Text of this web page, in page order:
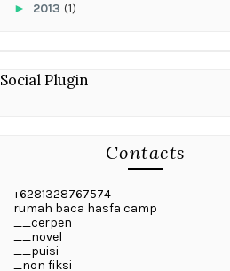
► 2013 (1)
Social Plugin
Contacts
+6281328767574
rumah baca hasfa camp
__cerpen
__novel
__puisi
_non fiksi